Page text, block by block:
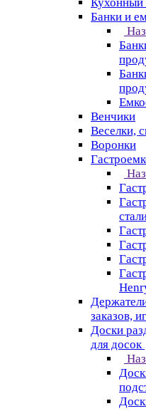
Банки и
Венчики
Веселки,
Воронки
заказов,
Доски
для досок